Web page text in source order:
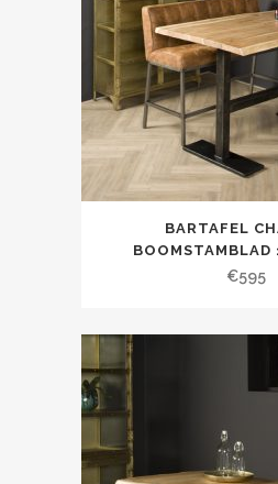
BARTAFEL
BOOMSTAMBLAD
€595